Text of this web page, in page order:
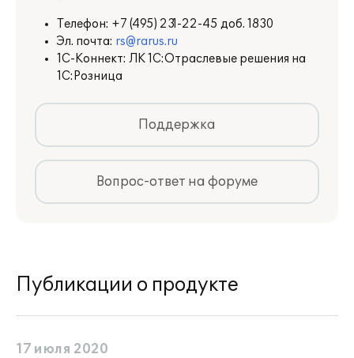
Телефон: +7 (495) 231-22-45 доб. 1830
Эл. почта: rs@rarus.ru
1С-Коннект: ЛК 1С:Отраслевые решения на
1С:Розница
Поддержка
Вопрос-ответ на форуме
Публикации о продукте
17 июля 2020